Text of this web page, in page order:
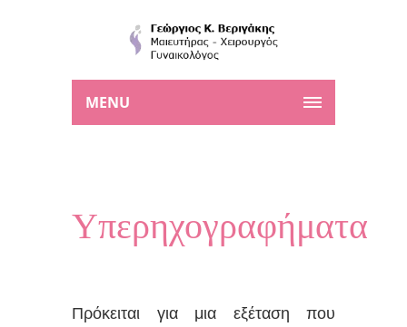
MENU
Υπερηχογραφήματα
Πρόκειται για μια εξέταση που